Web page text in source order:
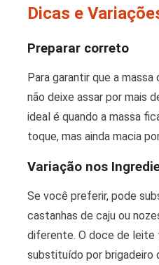
Dicas e
Preparar correto
Para garantir que a
não deixe assar por mais
ideal é quando a massa
toque, mas ainda macia
Variação nos
Se você preferir, pode
castanhas de caju ou
diferente. O doce de leite
substituído por brigadeiro